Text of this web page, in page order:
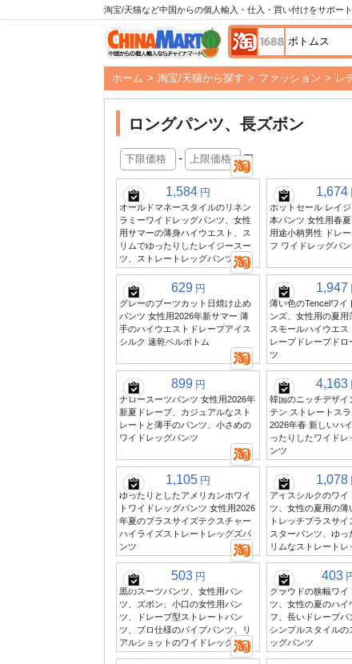
淘宝/天猫など中国からの個人輸入・仕入・買い付けをサポー
ホーム > 淘宝/天猫から探す > ファッション > レ
ロングパンツ、長ズボン
- 円
1,584 円
オールドマネースタイルのリネン
ラミーワイドレッグパンツ、女性
用サマーの薄身ハイウエスト、ス
リムでゆったりしたレイジースー
ツ、ストレートレッグパンツ
1,674
ホットセール レイ
本パンツ 女性用春
用途小柄男性 ドレ
フ ワイドレッグパン
629 円
グレーのブーツカット日焼け止め
パンツ 女性用2026年新サマー 薄
手のハイウエストドレープアイス
シルク 速乾ベルボトム
1,947
薄い色のTencelワイ
ンズ、女性用の夏用
スモールハイウエス
レープドレープドロ
ツ
899 円
ナロースーツパンツ 女性用2026年
新夏ドレープ、カジュアルなスト
レートと薄手のパンツ、小さめの
ワイドレッグパンツ
4,163
韓国のニッチデザイ
テン ストレートス
2026年春 新しいハ
ったりしたワイドレ
ンツ
1,105 円
ゆったりとしたアメリカンホワイ
トワイドレッグパンツ 女性用2026
年夏のプラスサイズテクスチャー
ハイライズストレートレッグズパ
ンツ
1,078
アイスシルクのワイ
ツ、女性の夏用の薄
トレッチプラスサイ
スターパンツ、ゆっ
リムなストレートレ
503 円
黒のスーツパンツ、女性用パン
ツ、ズボン、小口の女性用パン
ツ、ドレープ型ストレートパン
ツ、プロ仕様のパイプパンツ、リ
アルショットのワイドレッグ
403
クラウドの狭幅ワイ
ツ、女性の夏のハイ
フ、長いドレープパ
シンプルスタイルの
ッグパンツ